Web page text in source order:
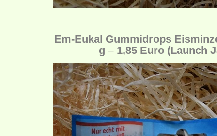
Em-Eukal Gummidrops
g – 1,85 Euro (Launch